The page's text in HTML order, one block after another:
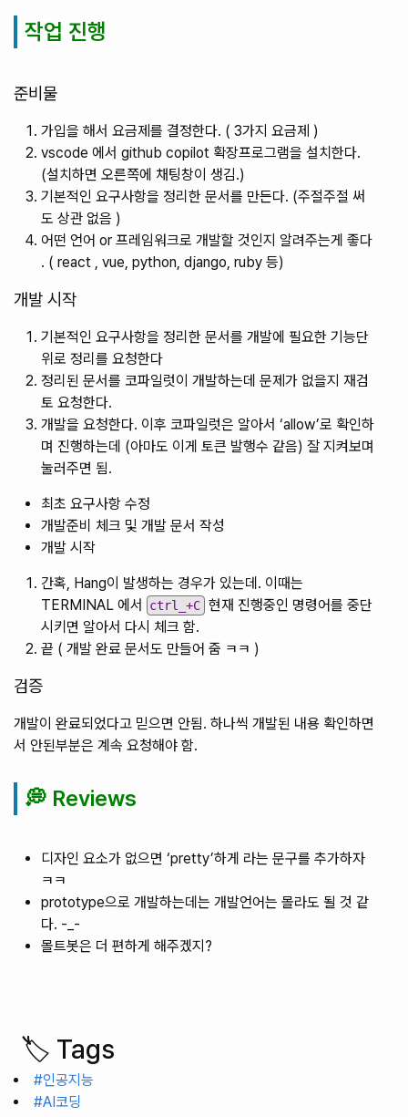
작업 진행
준비물
가입을 해서 요금제를 결정한다. ( 3가지 요금제 )
vscode 에서 github copilot 확장프로그램을 설치한다.
(설치하면 오른쪽에 채팅창이 생김.)
기본적인 요구사항을 정리한 문서를 만든다. (주절주절 써
도 상관 없음 )
어떤 언어 or 프레임워크로 개발할 것인지 알려주는게 좋다
. ( react , vue, python, django, ruby 등)
개발 시작
기본적인 요구사항을 정리한 문서를 개발에 필요한 기능단
위로 정리를 요청한다
정리된 문서를 코파일럿이 개발하는데 문제가 없을지 재검
토 요청한다.
개발을 요청한다. 이후 코파일럿은 알아서 ‘allow’로 확인하
며 진행하는데 (아마도 이게 토큰 발행수 같음) 잘 지켜보며
눌러주면 됨.
최초 요구사항 수정
개발준비 체크 및 개발 문서 작성
개발 시작
간혹, Hang이 발생하는 경우가 있는데. 이때는
TERMINAL 에서 ctrl_+C 현재 진행중인 명령어를 중단
시키면 알아서 다시 체크 함.
끝 ( 개발 완료 문서도 만들어 줌 ㅋㅋ )
검증
개발이 완료되었다고 믿으면 안됨. 하나씩 개발된 내용 확인하면
서 안된부분은 계속 요청해야 함.
💭 Reviews
디자인 요소가 없으면 ‘pretty’하게 라는 문구를 추가하자
ㅋㅋ
prototype으로 개발하는데는 개발언어는 몰라도 될 것 같
다. -_-
몰트봇은 더 편하게 해주겠지?
🏷️ Tags
#인공지능
#AI코딩